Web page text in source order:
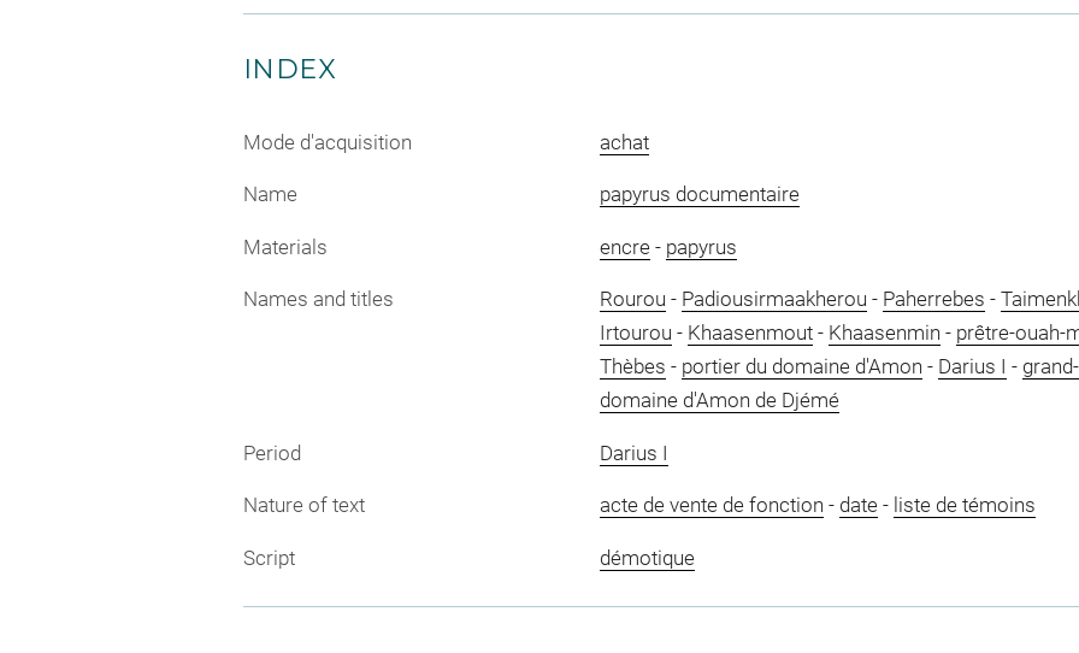
INDEX
Mode d'acquisition achat
Name papyrus documentaire
Materials encre- papyrus
Names and titles Rourou - Padiousirmaakherou - Paherrebes -
Irtourou - Khaasenmout- Khaasenmin - prêtre-ouah-
Thèbes - portier du domaine d'Amon - Darius I -
domaine d'Amon de Djémé
Period Darius I
Nature of text acte de vente de fonction - date- liste de témoins
Script démotique